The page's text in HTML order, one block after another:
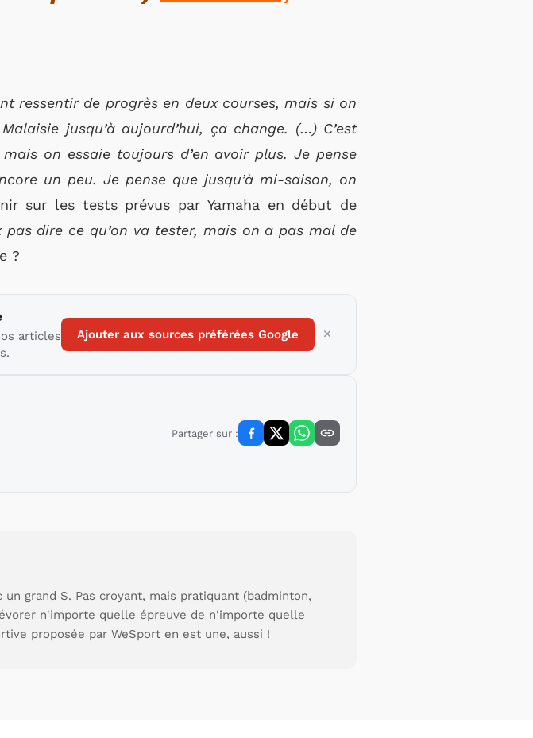
ressentir de progrès en deux courses, mais si on
jusqu’à aujourd’hui, ça change. (…) C’est
on essaie toujours d’en avoir plus. Je pense
un peu. Je pense que jusqu’à mi-saison, on
sur les tests prévus par Yamaha en début de
pas dire ce qu’on va tester, mais on a pas mal de
?
articles
Ajouter aux sources préférées Google
Partager sur :
grand S. Pas croyant, mais pratiquant (badminton,
n'importe quelle épreuve de n'importe quelle
proposée par WeSport en est une, aussi !